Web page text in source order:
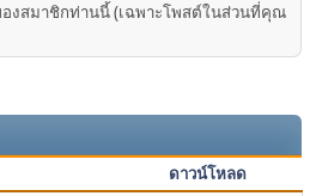
สมาชิกท่านนี้ (เฉพาะโพสต์ในส่วนที่คุณ
ดาวน์โหลด